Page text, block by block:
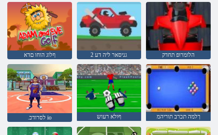
ףלוג הוחו םדא 2 גניסאר ליה דע הלומרופ תחדק
.לסרודכ io ףולא רעוש ךלמה תכרב תוריהמ